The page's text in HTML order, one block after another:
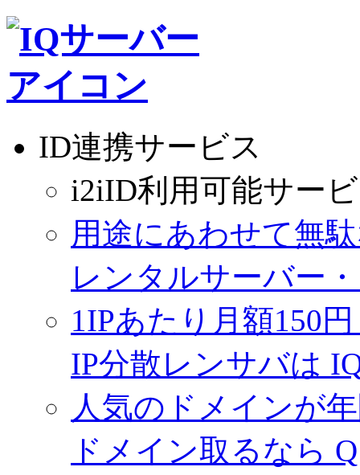
ID連携サービス
i2iID利用可能サー
用途にあわせて無
レンタルサーバー
1IPあたり月額150
IP分散レンサバは
人気のドメインが
ドメイン取るなら